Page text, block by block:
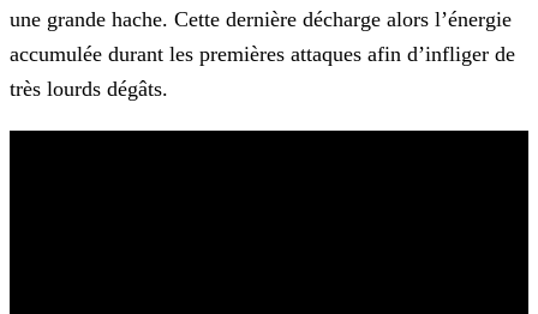
une grande hache. Cette dernière décharge alors l’énergie
accumulée durant les premières attaques afin d’infliger de
très lourds dégâts.